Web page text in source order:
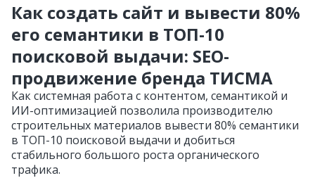
Как создать сайт и вывести 80%
его семантики в ТОП-10
поисковой выдачи: SEO-
продвижение бренда ТИСМА
Как системная работа с контентом, семантикой и
ИИ-оптимизацией позволила производителю
строительных материалов вывести 80% семантики
в ТОП-10 поисковой выдачи и добиться
стабильного большого роста органического
трафика.